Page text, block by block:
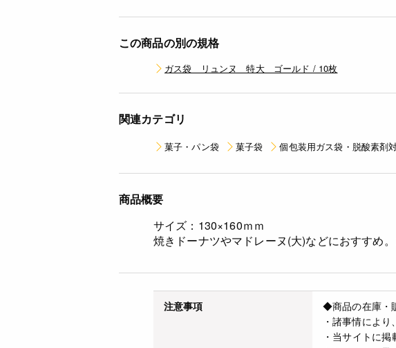
この商品の別の規格
ガス袋 リュンヌ 特大 ゴールド / 10枚
関連カテゴリ
菓子・パン袋 菓子袋 個包装用ガス袋・脱酸素剤
商品概要
サイズ：130×160ｍｍ
焼きドーナツやマドレーヌ(大)などにおすすめ。
注意事項
◆商品の在庫・
・諸事情によ
・当サイトに